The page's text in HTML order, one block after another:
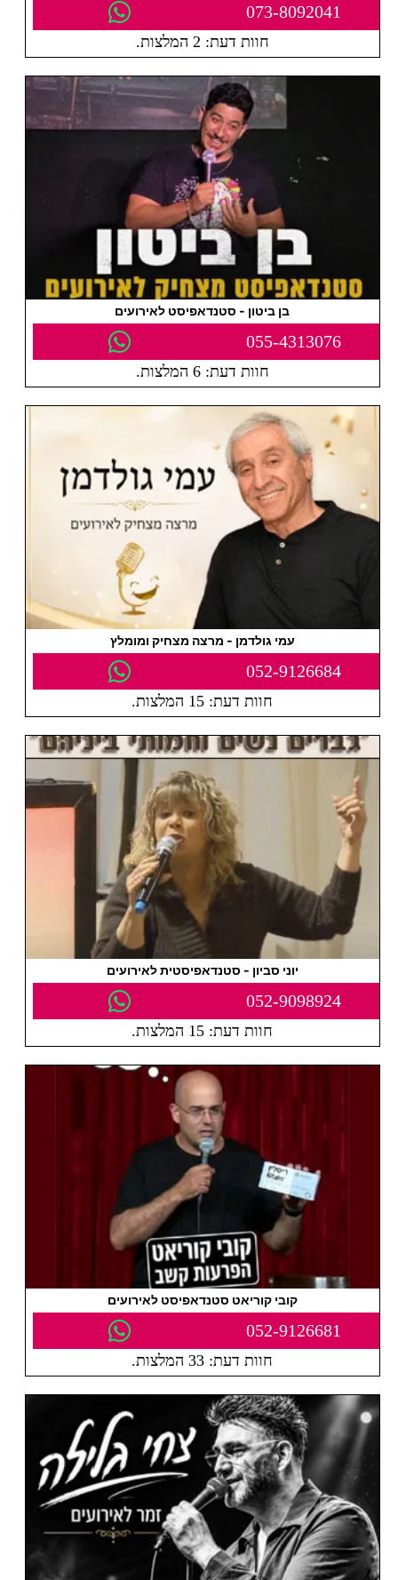
073-8092041
חוות דעת: 2 המלצות.
בן ביטון - סטנדאפיסט לאירועים
055-4313076
חוות דעת: 6 המלצות.
עמי גולדמן - מרצה מצחיק ומומלץ
052-9126684
חוות דעת: 15 המלצות.
יוני סביון - סטנדאפיסטית לאירועים
052-9098924
חוות דעת: 15 המלצות.
קובי קוריאט סטנדאפיסט לאירועים
052-9126681
חוות דעת: 33 המלצות.